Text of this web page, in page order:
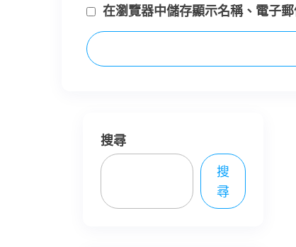
在瀏覽器中儲存顯示名稱、電子
搜尋
搜
尋